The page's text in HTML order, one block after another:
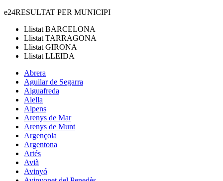
e24RESULTAT PER MUNICIPI
Llistat BARCELONA
Llistat TARRAGONA
Llistat GIRONA
Llistat LLEIDA
Abrera
Aguilar de Segarra
Aiguafreda
Alella
Alpens
Arenys de Mar
Arenys de Munt
Argençola
Argentona
Artés
Avià
Avinyó